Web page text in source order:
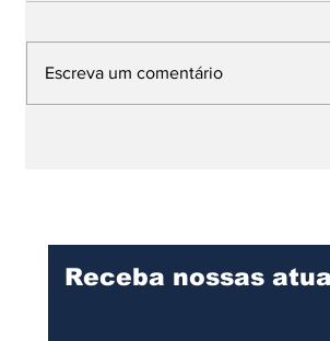
Escreva um comentário
Receba nossas